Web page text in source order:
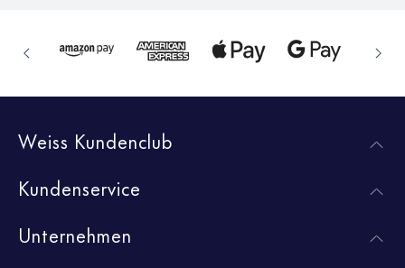
Weiss Kundenclub
Kundenservice
Unternehmen